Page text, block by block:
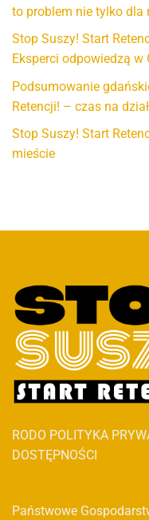
to problem nie tylko dla
Stop Suszy! Start
Eksperci odpowiedzą w
Podsumowanie
Retencji! – czas na
Stop Suszy! Start
mieście
RODO POLITYKA
DOSTĘPNOŚCI
Państwowe